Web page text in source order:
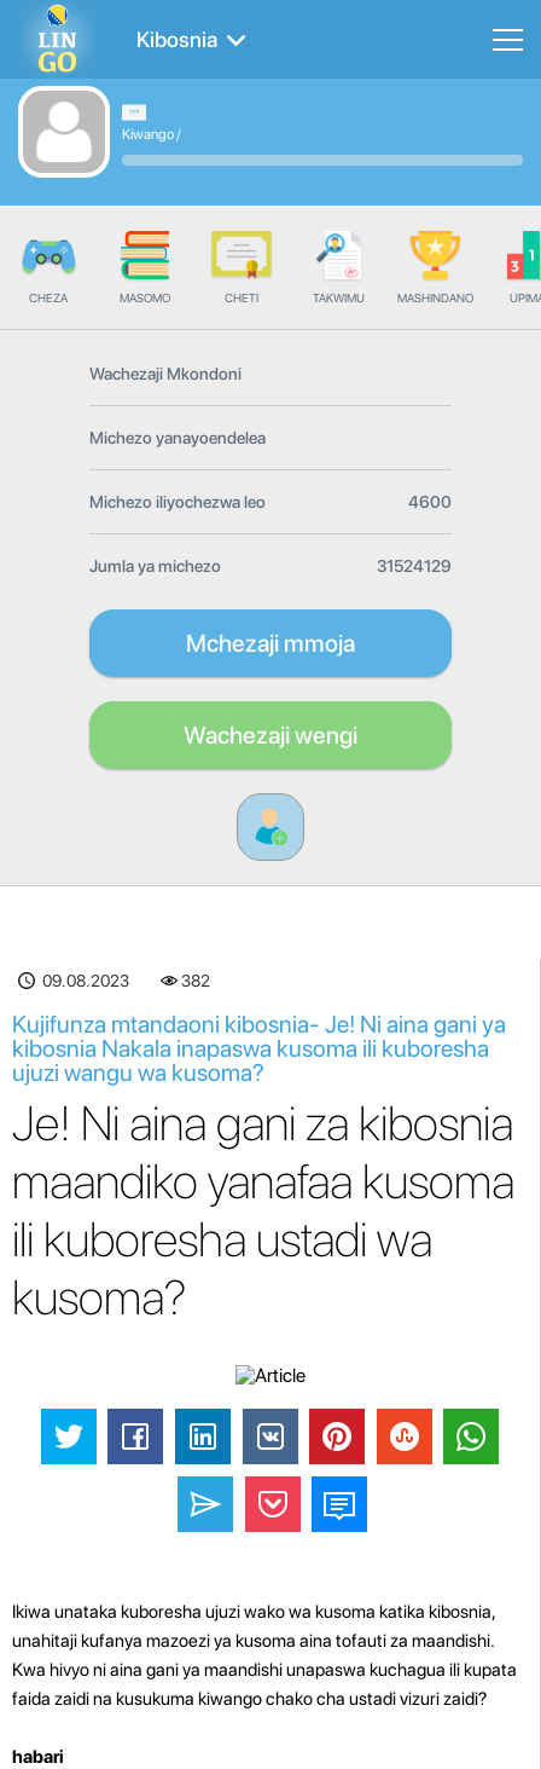
Kibosnia
Kiwango/
CHEZA MASOMO CHETI TAKWIMU MASHINDANO
Wachezaji Mkondoni
Michezo yanayoendelea
Michezo iliyochezwa leo 4600
Jumla ya michezo 31524129
Mchezaji mmoja
Wachezaji wengi
09.08.2023 382
Kujifunza mtandaoni kibosnia- Je! Ni aina gani ya
kibosnia Nakala inapaswa kusoma ili kuboresha
ujuzi wangu wa kusoma?
Je! Ni aina gani za kibosnia
maandiko yanafaa kusoma
ili kuboresha ustadi wa
kusoma?
Ikiwa unataka kuboresha ujuzi wako wa kusoma katika kibosnia,
unahitaji kufanya mazoezi ya kusoma aina tofauti za maandishi.
Kwa hivyo ni aina gani ya maandishi unapaswa kuchagua ili kupata
faida zaidi na kusukuma kiwango chako cha ustadi vizuri zaidi?
habari